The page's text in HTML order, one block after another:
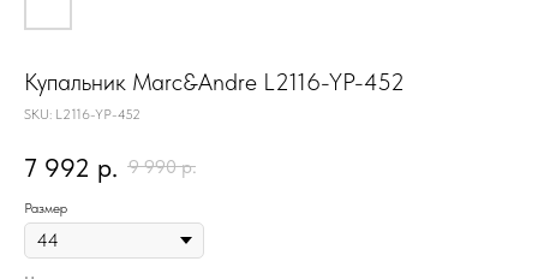
Купальник Marc&Andre L2116-YP-452
SKU: L2116-YP-452
7 992 р. 9 990 р.
Размер